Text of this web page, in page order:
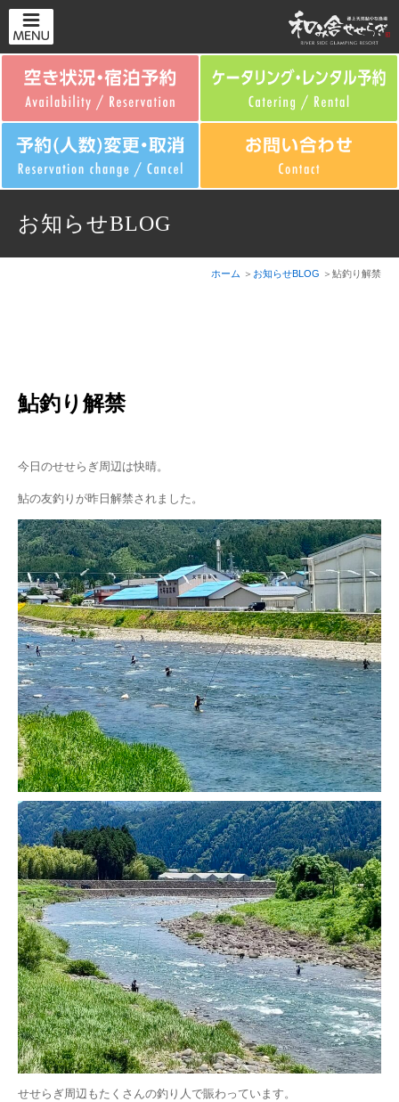
お知らせBLOG
ホーム お知らせBLOG 鮎釣り解禁
鮎釣り解禁
今日のせせらぎ周辺は快晴。
鮎の友釣りが昨日解禁されました。
せせらぎ周辺もたくさんの釣り人で賑わっています。